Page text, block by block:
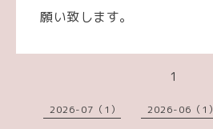
願い致します。
1
2026-07（1） 2026-06（1）